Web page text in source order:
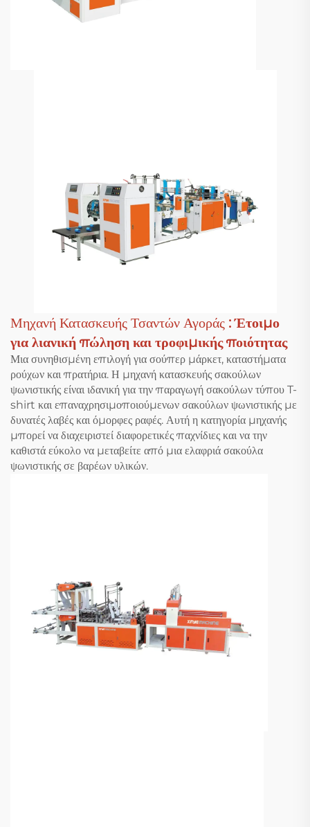
Μηχανή Κατασκευής Τσαντών Αγοράς : Έτοιμο
για λιανική πώληση και τροφιμικής ποιότητας
Μια συνηθισμένη επιλογή για σούπερ μάρκετ, καταστήματα
ρούχων και πρατήρια. Η μηχανή κατασκευής σακούλων
ψωνιστικής είναι ιδανική για την παραγωγή σακούλων τύπου T-
shirt και επαναχρησιμοποιούμενων σακούλων ψωνιστικής με
δυνατές λαβές και όμορφες ραφές. Αυτή η κατηγορία μηχανής
μπορεί να διαχειριστεί διαφορετικές παχνίδιες και να την
καθιστά εύκολο να μεταβείτε από μια ελαφριά σακούλα
ψωνιστικής σε βαρέων υλικών.